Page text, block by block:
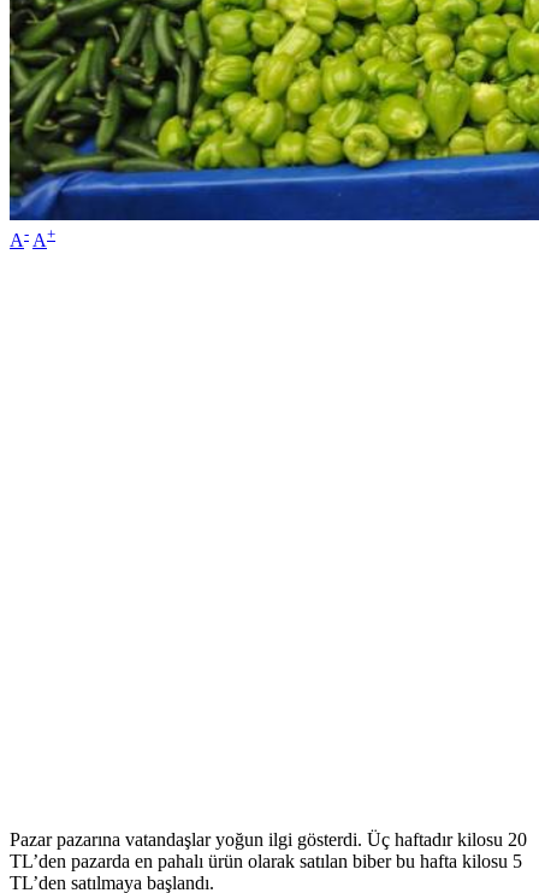
A- A+
Pazar pazarına vatandaşlar yoğun ilgi gösterdi. Üç haftadır kilosu 20
TL’den pazarda en pahalı ürün olarak satılan biber bu hafta kilosu 5
TL’den satılmaya başlandı.